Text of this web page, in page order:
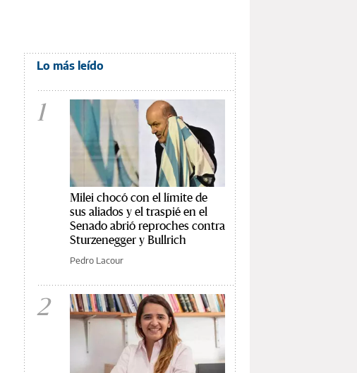
Lo más leído
1
Milei chocó con el límite de
sus aliados y el traspié en el
Senado abrió reproches contra
Sturzenegger y Bullrich
Pedro Lacour
2